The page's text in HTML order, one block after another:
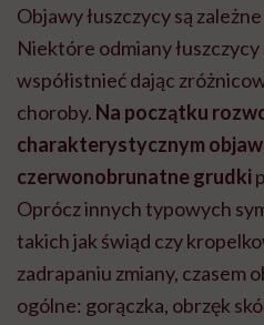
Objawy łuszczycy są
Niektóre odmiany łuszczycy
współistnieć dając
choroby. Na początku
charakterystycznym
czerwonobrunatne grudki
Oprócz innych typowych
takich jak świąd czy
zadrapaniu zmiany, czasem
ogólne: gorączka, obrzęk